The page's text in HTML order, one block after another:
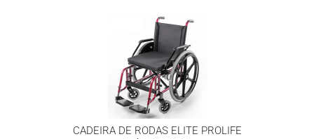
CADEIRA DE RODAS ELITE PROLIFE